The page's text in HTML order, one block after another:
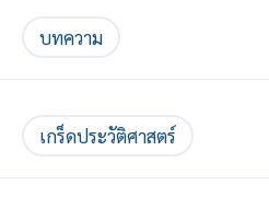
บทความ
เกร็ดประวัติศาสตร์